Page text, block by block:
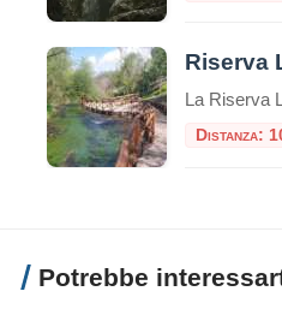
Distanza:
Potrebbe